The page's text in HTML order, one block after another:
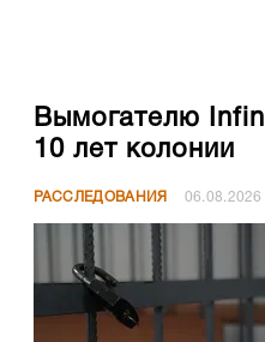
Вымогателю
10 лет колонии
РАССЛЕДОВАНИЯ 06.08.2026